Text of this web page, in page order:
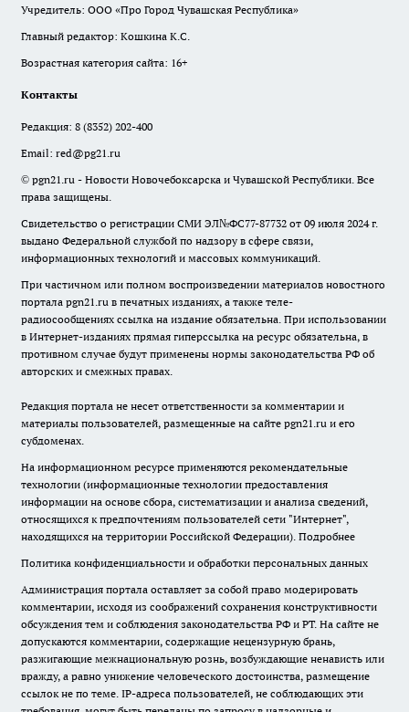
Учредитель: ООО «Про Город Чувашская Республика»
Главный редактор: Кошкина К.С.
Возрастная категория сайта: 16+
Контакты
Редакция: 8 (8352) 202-400
Email: red@pg21.ru
© pgn21.ru - Новости Новочебоксарска и Чувашской Республики. Все
права защищены.
Свидетельство о регистрации СМИ ЭЛ№ФС77-87732 от 09 июля 2024 г.
выдано Федеральной службой по надзору в сфере связи,
информационных технологий и массовых коммуникаций.
При частичном или полном воспроизведении материалов новостного
портала pgn21.ru в печатных изданиях, а также теле-
радиосообщениях ссылка на издание обязательна. При использовании
в Интернет-изданиях прямая гиперссылка на ресурс обязательна, в
противном случае будут применены нормы законодательства РФ об
авторских и смежных правах.
Редакция портала не несет ответственности за комментарии и
материалы пользователей, размещенные на сайте pgn21.ru и его
субдоменах.
На информационном ресурсе применяются рекомендательные
технологии (информационные технологии предоставления
информации на основе сбора, систематизации и анализа сведений,
относящихся к предпочтениям пользователей сети "Интернет",
находящихся на территории Российской Федерации). Подробнее
Политика конфиденциальности и обработки персональных данных
Администрация портала оставляет за собой право модерировать
комментарии, исходя из соображений сохранения конструктивности
обсуждения тем и соблюдения законодательства РФ и РТ. На сайте не
допускаются комментарии, содержащие нецензурную брань,
разжигающие межнациональную рознь, возбуждающие ненависть или
вражду, а равно унижение человеческого достоинства, размещение
ссылок не по теме. IP-адреса пользователей, не соблюдающих эти